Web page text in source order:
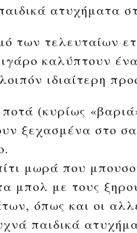
ατυχήματα
των τελευταίων
καλύπτουν
ιδιαίτερη
(κυρίως
ξεχασμένα στο
μωρά που
μπολ με τους
όπως και οι
παιδικά